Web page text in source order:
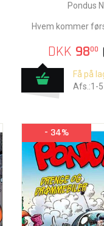
Pondus
Hvem kommer
DKK 9800
Få på
Afs.:1-
- 34%